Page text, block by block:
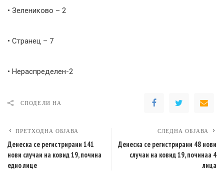
• Зелениково – 2
• Странец – 7
• Нераспределен-2
СПОДЕЛИ НА
ПРЕТХОДНА ОБЈАВА
Денеска се регистрирани 141
нови случаи на ковид 19, почина
едно лице
СЛЕДНА ОБЈАВА
Денеска се регистрирани 48 нови
случаи на ковид 19, починаa 4
лица